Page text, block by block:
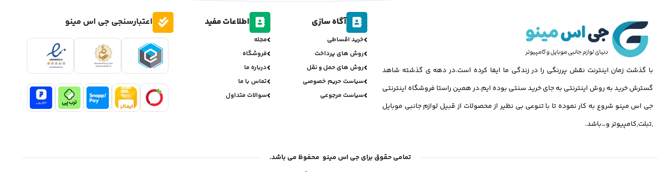
با گذشت زمان اینترنت نقش پررنگی را در زندگی ما ایفا کرده است.در دهه ی گذشته شاهد
گسترش خرید به روش اینترنتی به جای خرید سنتی بوده ایم.در همین راستا فروشگاه اینترنتی
جی اس مینو شروع به کار نموده تا با تنوعی بی نظیر از محصولات از قبیل لوازم جانبی موبایل
,تبلت,کامپیوتر و…باشد.
آگاه سازی
خرید اقساطی
روش های پرداخت
روش های حمل و نقل
سیاست حریم خصوصی
سیاست مرجوعی
اطلاعات مفید
مجله
فروشگاه
درباره ما
تماس با ما
سوالات متداول
اعتبارسنجی جی اس مینو
تمامی حقوق برای جی اس مینو محفوظ می باشد.